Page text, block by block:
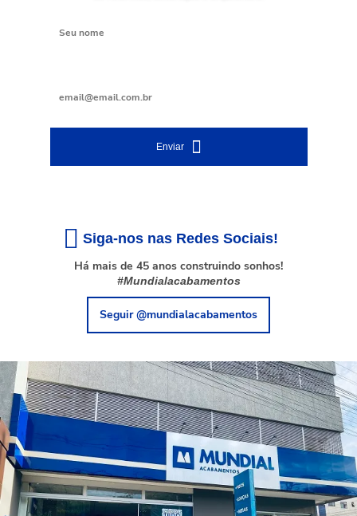
Enviar
Siga-nos nas Redes Sociais!
Há mais de 45 anos construindo sonhos!
#Mundialacabamentos
Seguir @mundialacabamentos